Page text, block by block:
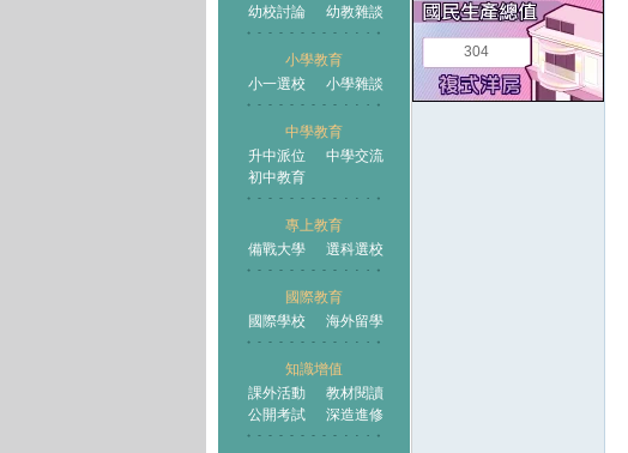
幼校討論
幼教雜談
小學教育
小一選校
小學雜談
中學教育
升中派位
中學交流
初中教育
專上教育
備戰大學
選科選校
國際教育
國際學校
海外留學
知識增值
課外活動
教材閱讀
公開考試
深造進修
王國
304